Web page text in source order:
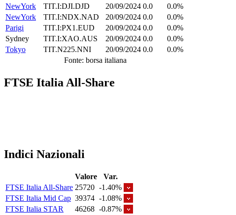
NewYork
TIT.I:DJI.DJD 20/09/2024 0.0
0.0%
NewYork
TIT.I:NDX.NAD 20/09/2024 0.0
0.0%
Parigi
TIT.I:PX1.EUD 20/09/2024 0.0
0.0%
Sydney
TIT.I:XAO.AUS 20/09/2024 0.0
0.0%
Tokyo
TIT.N225.NNI 20/09/2024 0.0
0.0%
Fonte: borsa italiana
FTSE Italia All-Share
Indici Nazionali
Valore
Var.
FTSE Italia All-Share 25720 -1.40%
FTSE Italia Mid Cap 39374 -1.08%
FTSE Italia STAR
46268 -0.87%